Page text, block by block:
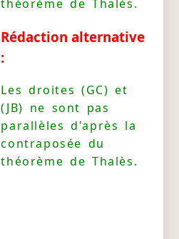
théorème de Thalès.
Rédaction alternative
:
Les droites (GC) et
(JB) ne sont pas
parallèles d'après la
contraposée du
théorème de Thalès.